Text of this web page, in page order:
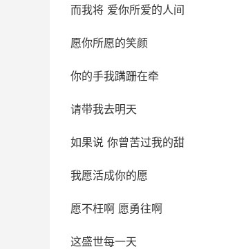
而我将 爱你所爱的人间
愿你所愿的笑颜
你的手我蹒跚在牵
请带我去明天
如果说 你曾苦过我的甜
我愿活成你的愿
愿不枉啊 愿勇往啊
这盛世每一天